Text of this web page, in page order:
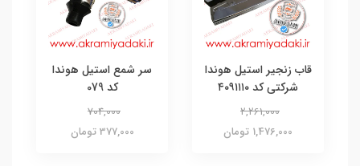
قاب زنجیر استیل هوندا
شرکتی کد ۴۰۹۱۱۱۰
2,261,000
1,476,000 تومان
سر شمع استیل هوندا
کد 079
704,000
377,000 تومان